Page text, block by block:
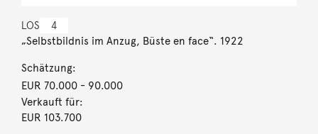
LOS 4
„Selbstbildnis im Anzug, Büste en face“. 1922
Schätzung:
EUR 70.000- 90.000
Verkauft für:
EUR 103.700